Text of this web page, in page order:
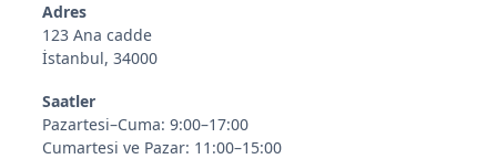
Adres
123 Ana cadde
İstanbul, 34000
Saatler
Pazartesi–Cuma: 9:00–17:00
Cumartesi ve Pazar: 11:00–15:00